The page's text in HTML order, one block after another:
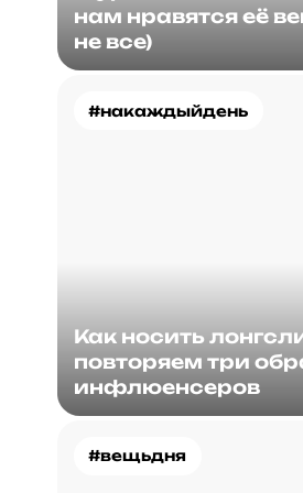
нам нравятся её
не все)
#накаждыйдень
Как носить
повторяем три
инфлюенсеров
#вещьдня